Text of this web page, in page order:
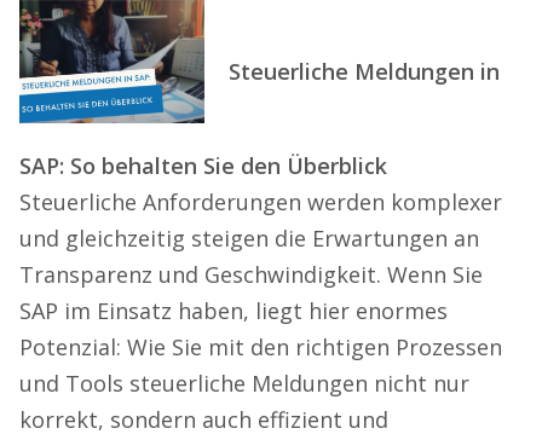
Steuerliche Meldungen in
SAP: So behalten Sie den Überblick
Steuerliche Anforderungen werden komplexer
und gleichzeitig steigen die Erwartungen an
Transparenz und Geschwindigkeit. Wenn Sie
SAP im Einsatz haben, liegt hier enormes
Potenzial: Wie Sie mit den richtigen Prozessen
und Tools steuerliche Meldungen nicht nur
korrekt, sondern auch effizient und